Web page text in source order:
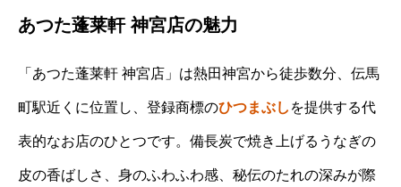
あつた蓬莱軒 神宮店の魅力
「あつた蓬莱軒 神宮店」は熱田神宮から徒歩数分、伝馬
町駅近くに位置し、登録商標のひつまぶし を提供する代
表的なお店のひとつです。備長炭で焼き上げるうなぎの
皮の香ばしさ、身のふわふわ感、秘伝のたれの深みが際